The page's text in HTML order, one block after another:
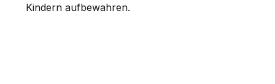
Kindern aufbewahren.